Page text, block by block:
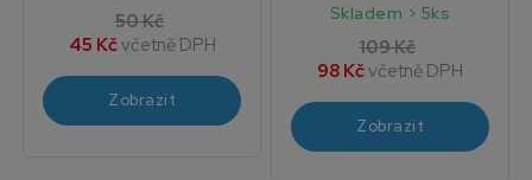
50 Kč
45 Kčvčetně DPH
Zobrazit
Skladem > 5ks
109 Kč
98 Kčvčetně DPH
Zobrazit